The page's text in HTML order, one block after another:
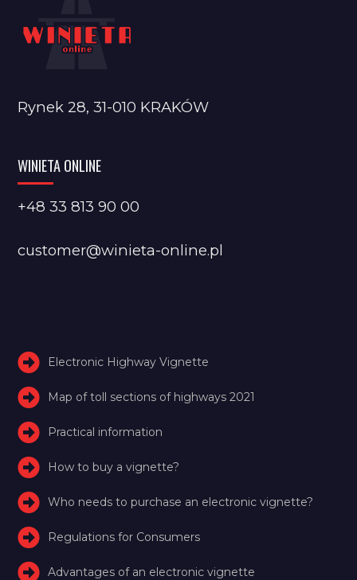
Rynek 28, 31-010 KRAKÓW
WINIETA ONLINE
+48 33 813 90 00
customer@winieta-online.pl
Electronic Highway Vignette
Map of toll sections of highways 2021
Practical information
How to buy a vignette?
Who needs to purchase an electronic vignette?
Regulations for Consumers
Advantages of an electronic vignette